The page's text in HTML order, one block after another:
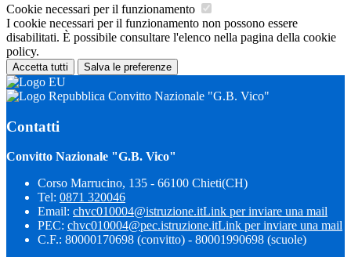
Cookie necessari per il funzionamento
I cookie necessari per il funzionamento non possono essere
disabilitati. È possibile consultare l'elenco nella pagina della cookie
policy.
Accetta tutti Salva le preferenze
Convitto Nazionale "G.B. Vico"
Contatti
Convitto Nazionale "G.B. Vico"
Corso Marrucino, 135 - 66100 Chieti(CH)
Tel: 0871 320046
Email: chvc010004@istruzione.itLink per inviare una mail
PEC: chvc010004@pec.istruzione.itLink per inviare una mail
C.F.: 80000170698 (convitto) - 80001990698 (scuole)